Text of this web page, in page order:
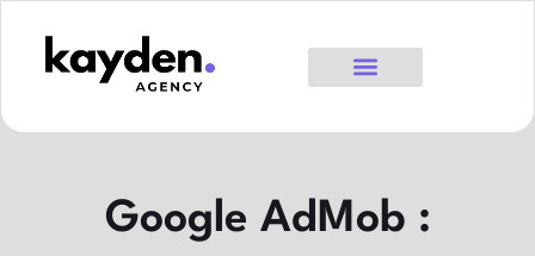
Google AdMob :